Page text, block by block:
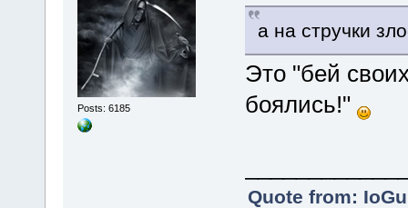
Posts: 6185
а на стручки
Это "бей
боялись!"
Quote from: